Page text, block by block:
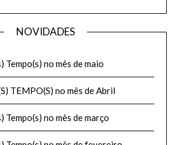
NOVIDADES
Tempo(s) no mês de maio
TEMPO(S) no mês de Abril
Tempo(s) no mês de março